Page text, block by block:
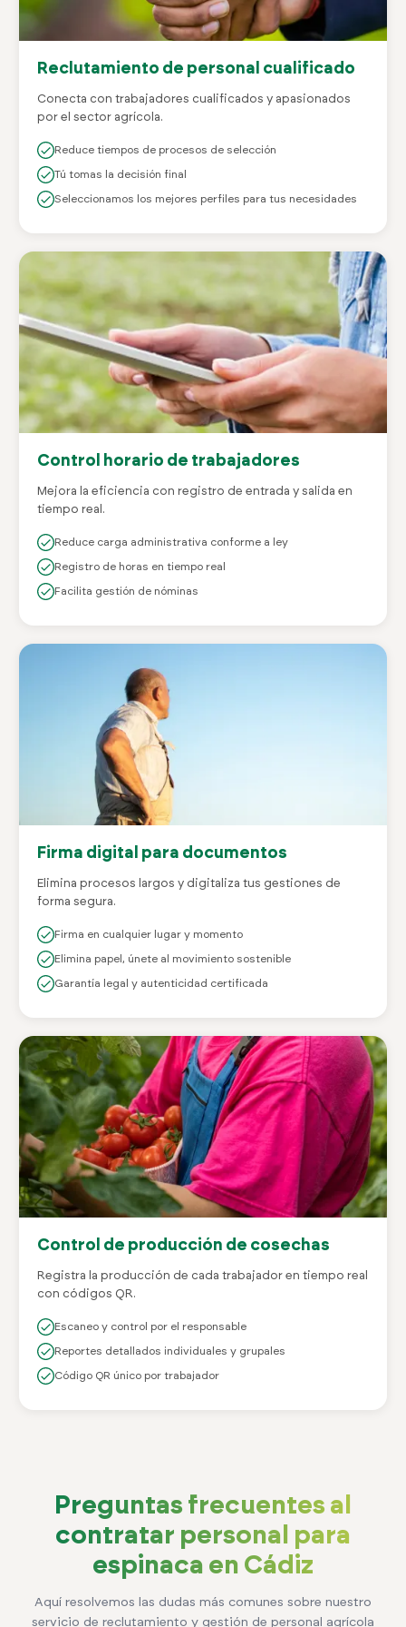
Reclutamiento de personal cualificado
Conecta con trabajadores cualificados y apasionados
por el sector agrícola.
Reduce tiempos de procesos de selección
Tú tomas la decisión final
Seleccionamos los mejores perfiles para tus necesidades
Control horario de trabajadores
Mejora la eficiencia con registro de entrada y salida en
tiempo real.
Reduce carga administrativa conforme a ley
Registro de horas en tiempo real
Facilita gestión de nóminas
Firma digital para documentos
Elimina procesos largos y digitaliza tus gestiones de
forma segura.
Firma en cualquier lugar y momento
Elimina papel, únete al movimiento sostenible
Garantía legal y autenticidad certificada
Control de producción de cosechas
Registra la producción de cada trabajador en tiempo real
con códigos QR.
Escaneo y control por el responsable
Reportes detallados individuales y grupales
Código QR único por trabajador
Preguntas frecuentes al
contratar personal para
espinaca en Cádiz
Aquí resolvemos las dudas más comunes sobre nuestro
servicio de reclutamiento y gestión de personal agrícola